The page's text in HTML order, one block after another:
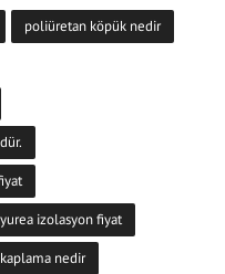
poliüretan köpük nedir
izolasyon fiyat
nedir